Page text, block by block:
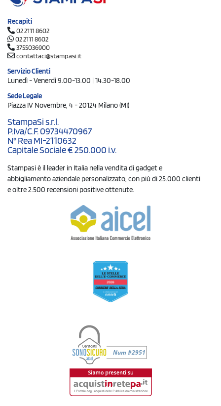
Recapiti
02 2111 8602
02 2111 8602
3755036900
contattaci@stampasi.it
Servizio Clienti
Lunedì - Venerdì 9.00-13.00 | 14.30-18.00
Sede Legale
Piazza IV Novembre, 4 - 20124 Milano (MI)
StampaSi s.r.l.
P.Iva/C.F. 09734470967
N° Rea MI-2110632
Capitale Sociale € 250.000 i.v.
Stampasi è il leader in Italia nella vendita di gadget e
abbigliamento aziendale personalizzato, con più di 25.000 clienti
e oltre 2.500 recensioni positive ottenute.